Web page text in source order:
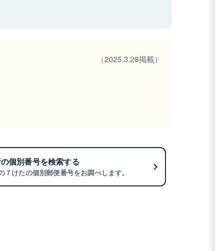
（2025.3.28掲載）
個別番号を検索する
７けたの個別郵便番号をお調べします。